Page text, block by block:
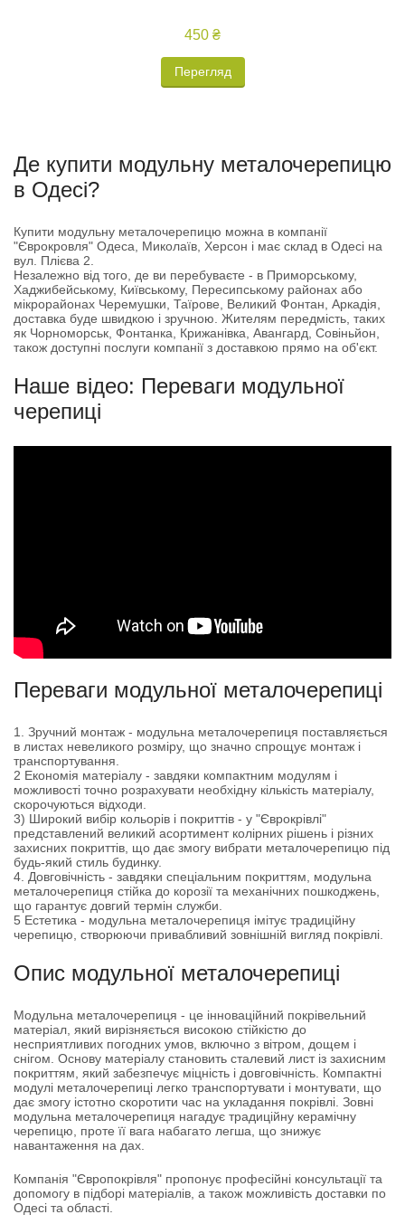
450 ₴
Перегляд
Де купити модульну металочерепицю
в Одесі?
Купити модульну металочерепицю можна в компанії
"Єврокровля" Одеса, Миколаїв, Херсон і має склад в Одесі на
вул. Плієва 2.
Незалежно від того, де ви перебуваєте - в Приморському,
Хаджибейському, Київському, Пересипському районах або
мікрорайонах Черемушки, Таїрове, Великий Фонтан, Аркадія,
доставка буде швидкою і зручною. Жителям передмість, таких
як Чорноморськ, Фонтанка, Крижанівка, Авангард, Совіньйон,
також доступні послуги компанії з доставкою прямо на об'єкт.
Наше відео: Переваги модульної
черепиці
Переваги модульної металочерепиці
1. Зручний монтаж - модульна металочерепиця поставляється
в листах невеликого розміру, що значно спрощує монтаж і
транспортування.
2 Економія матеріалу - завдяки компактним модулям і
можливості точно розрахувати необхідну кількість матеріалу,
скорочуються відходи.
3) Широкий вибір кольорів і покриттів - у "Єврокрівлі"
представлений великий асортимент колірних рішень і різних
захисних покриттів, що дає змогу вибрати металочерепицю під
будь-який стиль будинку.
4. Довговічність - завдяки спеціальним покриттям, модульна
металочерепиця стійка до корозії та механічних пошкоджень,
що гарантує довгий термін служби.
5 Естетика - модульна металочерепиця імітує традиційну
черепицю, створюючи привабливий зовнішній вигляд покрівлі.
Опис модульної металочерепиці
Модульна металочерепиця - це інноваційний покрівельний
матеріал, який вирізняється високою стійкістю до
несприятливих погодних умов, включно з вітром, дощем і
снігом. Основу матеріалу становить сталевий лист із захисним
покриттям, який забезпечує міцність і довговічність. Компактні
модулі металочерепиці легко транспортувати і монтувати, що
дає змогу істотно скоротити час на укладання покрівлі. Зовні
модульна металочерепиця нагадує традиційну керамічну
черепицю, проте її вага набагато легша, що знижує
навантаження на дах.
Компанія "Європокрівля" пропонує професійні консультації та
допомогу в підборі матеріалів, а також можливість доставки по
Одесі та області.